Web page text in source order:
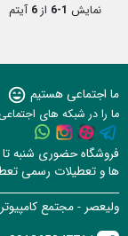
نمایش 1-6 از 6 آیتم
ما اجتماعی هستیم sentiment_very_satisfied
ما را در شبکه های
ها و تعطیلات رسمی
ولیعصر - مجتمع